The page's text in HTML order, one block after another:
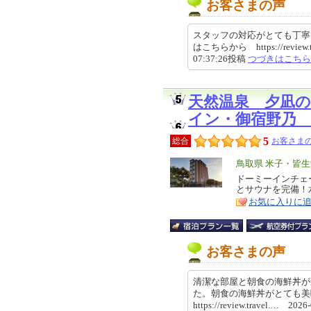
お客さまの声
スタッフの対応がとても丁
はこちらから https://
07:37:26投稿 つづきはこちら
天然温泉 夕凪
イン・御宿野乃
総合 5 お客さま
エ
リ
ア
鳥取県 米子・皆
特
徴
ドーミーインチ
とサウナを完備
お気に入りに
お客さまの声
清潔な部屋と朝食の海鮮丼
た。朝食の海鮮丼がとても
https://review.travel.…